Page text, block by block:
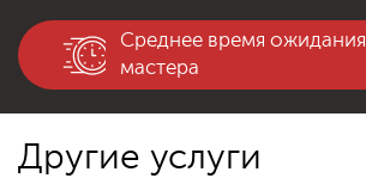
Другие услуги
Среднее время ожидания
мастера